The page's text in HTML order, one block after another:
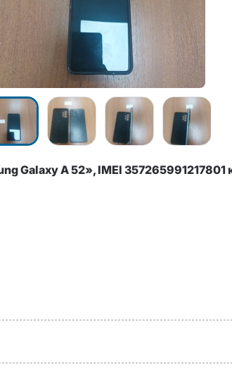
Galaxy A 52», IMEI 357265991217801